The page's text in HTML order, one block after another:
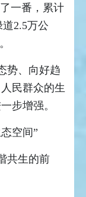
一番，累计
2.5万公
势、向好趋
民群众的生
步增强。
空间”
共生的前